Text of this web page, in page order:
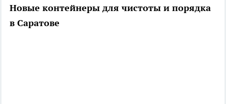
Новые контейнеры для чистоты и порядка
в Саратове